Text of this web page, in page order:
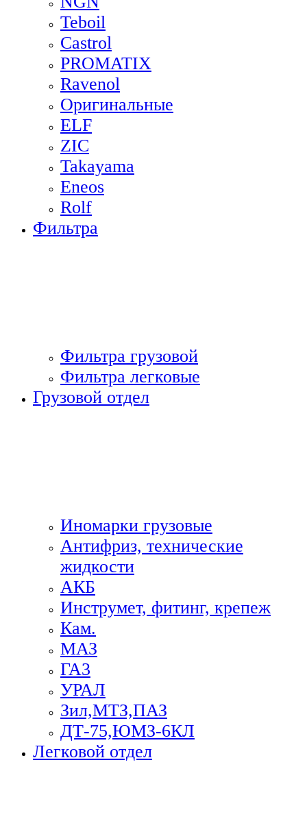
Teboil
Castrol
PROMATIX
Ravenol
Оригинальные
ELF
ZIC
Takayama
Eneos
Rolf
Фильтра
Фильтра грузовой
Фильтра легковые
Грузовой отдел
Иномарки грузовые
Антифриз, технические
жидкости
АКБ
Инструмет, фитинг, крепеж
Кам.
МАЗ
ГА3
УРАЛ
Зил,МТЗ,ПАЗ
ДТ-75,ЮМЗ-6КЛ
Легковой отдел